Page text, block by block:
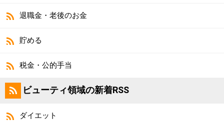
退職金・老後のお金
貯める
税金・公的手当
ビューティ領域の新着RSS
ダイエット